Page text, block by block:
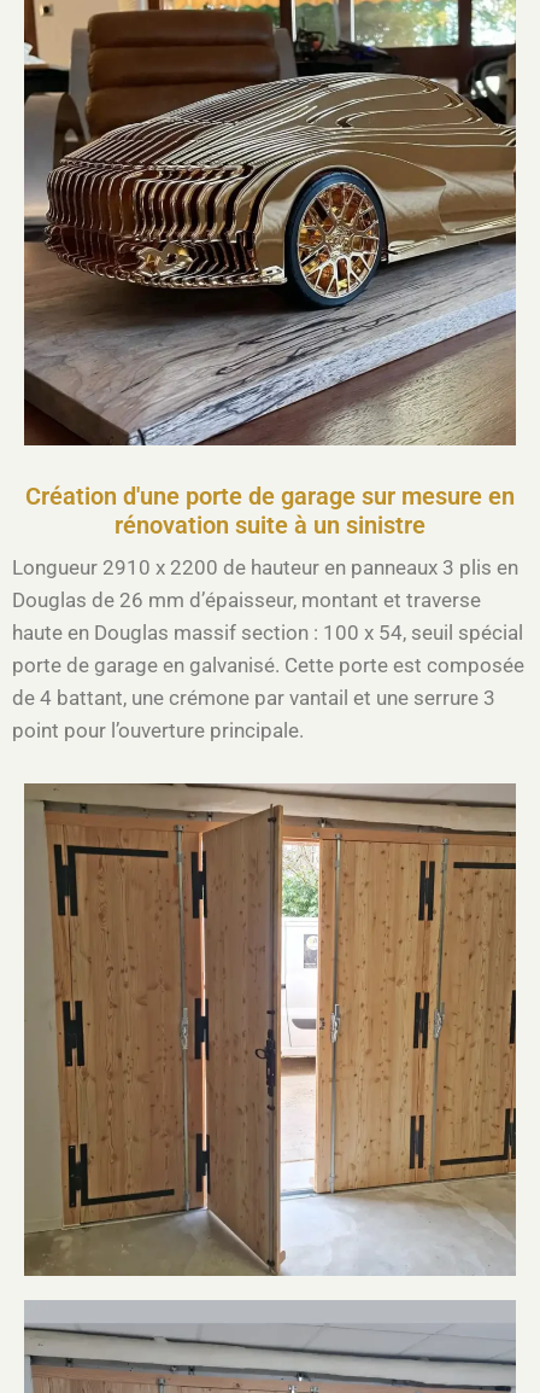
Création d'une porte de garage sur mesure en
rénovation suite à un sinistre
Longueur 2910 x 2200 de hauteur en panneaux 3 plis en
Douglas de 26 mm d’épaisseur, montant et traverse
haute en Douglas massif section : 100 x 54, seuil spécial
porte de garage en galvanisé. Cette porte est composée
de 4 battant, une crémone par vantail et une serrure 3
point pour l’ouverture principale.